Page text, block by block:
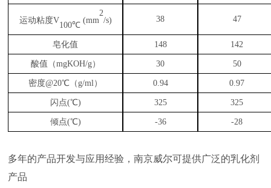
运动粘度V
100℃
(mm
2
/s) 38 47
皂化值 148 142
酸值（mgKOH/g） 30 50
密度@20℃（g/ml） 0.94 0.97
闪点(℃) 325 325
倾点(℃) -36 -28
多年的产品开发与应用经验，南京威尔可提供广泛的乳化剂
产品